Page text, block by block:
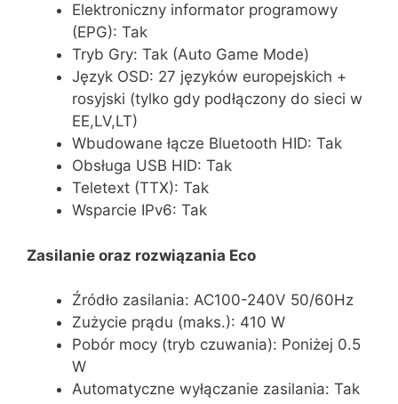
Elektroniczny informator programowy
(EPG): Tak
Tryb Gry: Tak (Auto Game Mode)
Język OSD: 27 języków europejskich +
rosyjski (tylko gdy podłączony do sieci w
EE,LV,LT)
Wbudowane łącze Bluetooth HID: Tak
Obsługa USB HID: Tak
Teletext (TTX): Tak
Wsparcie IPv6: Tak
Zasilanie oraz rozwiązania Eco
Źródło zasilania: AC100-240V 50/60Hz
Zużycie prądu (maks.): 410 W
Pobór mocy (tryb czuwania): Poniżej 0.5
W
Automatyczne wyłączanie zasilania: Tak